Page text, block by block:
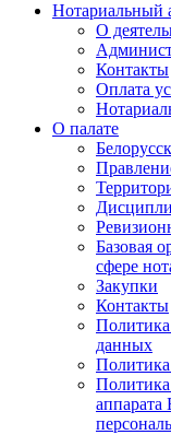
Нотариальный
О
Контакты
Оплата
О палате
Базовая
сфере
Закупки
Контакты
данных